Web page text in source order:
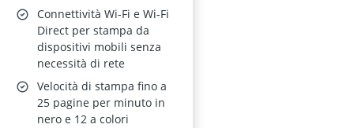
Connettività Wi-Fi e Wi-Fi
Direct per stampa da
dispositivi mobili senza
necessità di rete
Velocità di stampa fino a
25 pagine per minuto in
nero e 12 a colori